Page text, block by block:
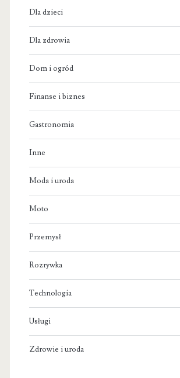
Dla dzieci
Dla zdrowia
Dom i ogród
Finanse i biznes
Gastronomia
Inne
Moda i uroda
Moto
Przemysł
Rozrywka
Technologia
Usługi
Zdrowie i uroda